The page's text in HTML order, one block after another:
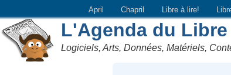
April Chapril Libre à lire!
L'Agenda du Libre
Logiciels, Arts, Données, Matériels,